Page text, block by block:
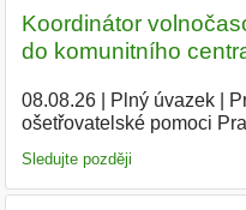
Koordinátor
do komunitního
08.08.26| Plný úvazek|
ošetřovatelské pomoci
Sledujte později